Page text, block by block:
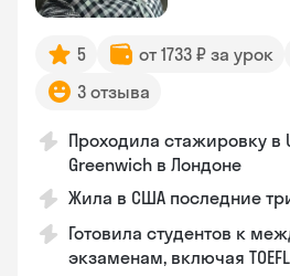
5 от 1733 ₽ за урок
3 отзыва
Проходила стажировку в
Greenwich в Лондоне
Жила в США последние
Готовила студентов к
экзаменам, включая TOEFL